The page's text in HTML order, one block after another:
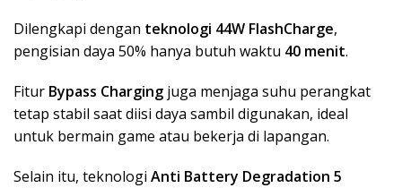
Dilengkapi dengan teknologi 44W FlashCharge,
pengisian daya 50% hanya butuh waktu 40 menit.
Fitur Bypass Charging juga menjaga suhu perangkat
tetap stabil saat diisi daya sambil digunakan, ideal
untuk bermain game atau bekerja di lapangan.
Selain itu, teknologi Anti Battery Degradation 5